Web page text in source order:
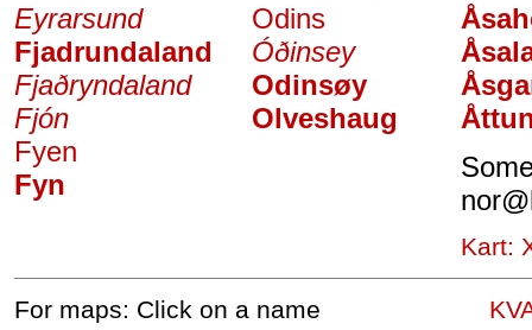
Eyrarsund
Fjadrundaland
Fjaðryndaland
Fjón
Fyen
Fyn
Odins
Óðinsey
Odinsøy
Olveshaug
nor@
Kart:
For maps: Click on a name